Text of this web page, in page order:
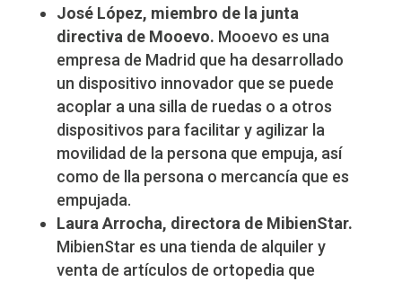
José López, miembro de la junta
directiva de Mooevo. Mooevo es una
empresa de Madrid que ha desarrollado
un dispositivo innovador que se puede
acoplar a una silla de ruedas o a otros
dispositivos para facilitar y agilizar la
movilidad de la persona que empuja, así
como de lla persona o mercancía que es
empujada.
Laura Arrocha, directora de MibienStar.
MibienStar es una tienda de alquiler y
venta de artículos de ortopedia que